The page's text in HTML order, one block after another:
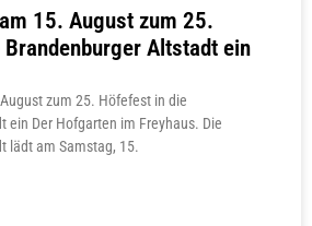
15. August zum 25.
Altstadt ein
zum 25. Höfefest in die
ein Der Hofgarten im Freyhaus. Die
lädt am Samstag, 15.